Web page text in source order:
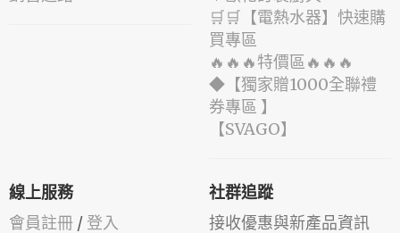
🛒🛒【電熱水器】快速購
買專區
🔥🔥🔥特價區🔥🔥🔥
◆【獨家贈1000全聯禮
券專區 】
️【SVAGO】️
線上服務
會員註冊 / 登入
社群追蹤
接收優惠與新產品資訊